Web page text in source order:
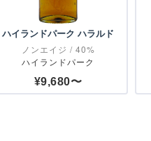
ハイランドパーク ハラルド
ノンエイジ / 40%
ハイランドパーク
¥9,680〜